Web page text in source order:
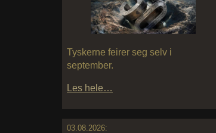
Tyskerne feirer seg selv i
september.
Les hele…
03.08.2026: